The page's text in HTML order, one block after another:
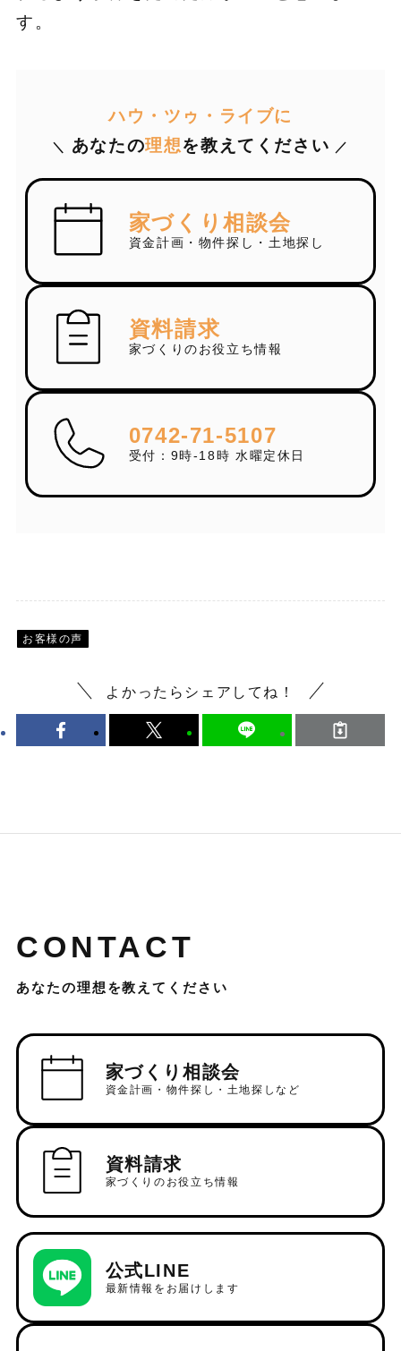
す。
ハウ・ツゥ・ライブに
＼ あなたの理想を教えてください ／
家づくり相談会
資金計画・物件探し・土地探し
資料請求
家づくりのお役立ち情報
0742-71-5107
受付：9時-18時 水曜定休日
お客様の声
よかったらシェアしてね！
CONTACT
あなたの理想を教えてください
家づくり相談会
資金計画・物件探し・土地探しなど
資料請求
家づくりのお役立ち情報
公式LINE
最新情報をお届けします